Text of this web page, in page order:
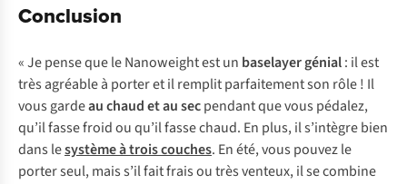
Conclusion
« Je pense que le Nanoweight est un baselayer génial: il est
très agréable à porter et il remplit parfaitement son rôle ! Il
vous gardeau chaud et au secpendant que vous pédalez,
qu’il fasse froid ou qu’il fasse chaud. En plus, il s’intègre bien
dans lesystème à trois couches. En été, vous pouvez le
porter seul, mais s’il fait frais ou très venteux, il se combine